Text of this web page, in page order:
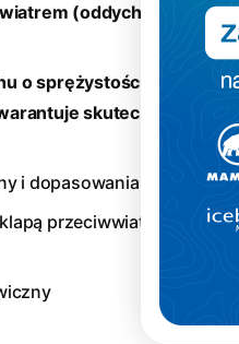
(oddychalność:
o sprężystości 700 CUIN i
skuteczną izolację
i dopasowania
przeciwwiatrową